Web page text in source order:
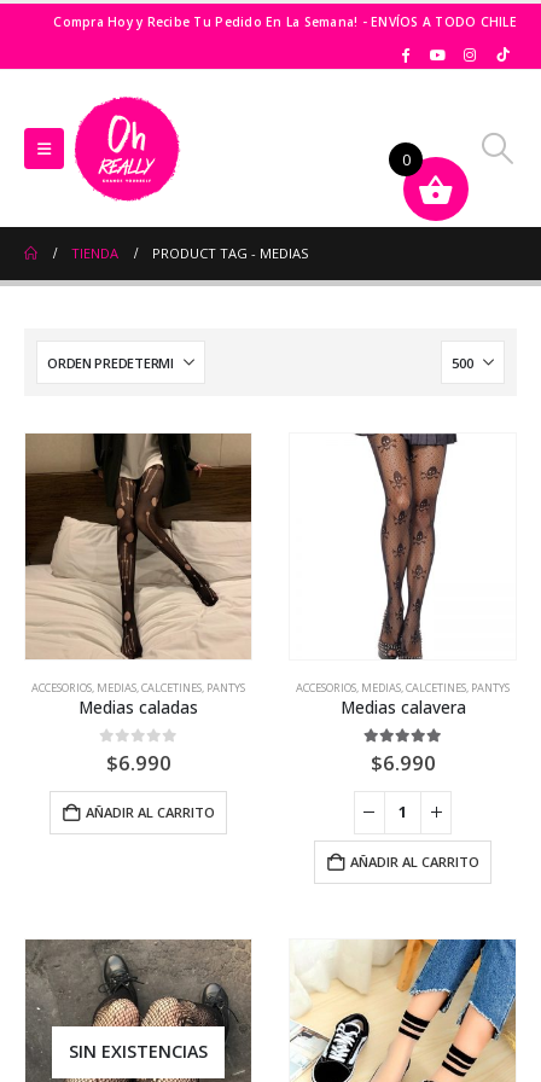
Compra Hoy y Recibe Tu Pedido En La Semana! - ENVÍOS A TODO CHILE
TIENDA PRODUCT TAG - MEDIAS
ACCESORIOS, MEDIAS, CALCETINES, PANTYS
Medias caladas
out of 5
$6.990
AÑADIR AL CARRITO
ACCESORIOS, MEDIAS, CALCETINES, PANTYS
Medias calavera
5.00 out of 5
$6.990
AÑADIR AL CARRITO
SIN EXISTENCIAS
0